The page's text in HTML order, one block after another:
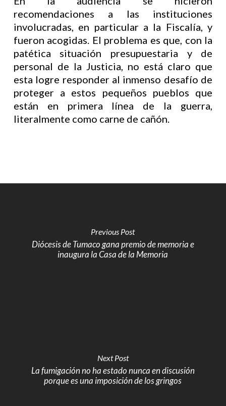
recomendaciones a las instituciones
involucradas, en particular a la Fiscalía, y
fueron acogidas. El problema es que, con la
patética situación presupuestaria y de
personal de la Justicia, no está claro que
esta logre responder al inmenso desafío de
proteger a estos pequeños pueblos que
están en primera línea de la guerra,
literalmente como carne de cañón.
Previous Post
Diócesis de Tumaco gana premio de memoria e
inaugura la Casa de la Memoria
Next Post
La fumigación no ha estado nunca en discusión
porque es una imposición de los gringos